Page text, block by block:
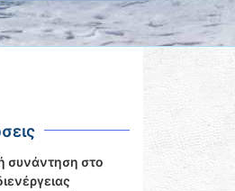
συνάντηση στο